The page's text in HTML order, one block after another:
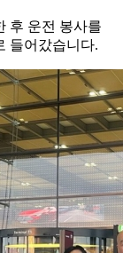
후 운전 봉사를
들어갔습니다.